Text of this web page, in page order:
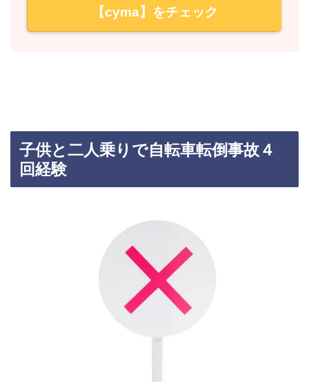
【cyma】をチェック
子供と二人乗りで自転車転倒事故４
回経験